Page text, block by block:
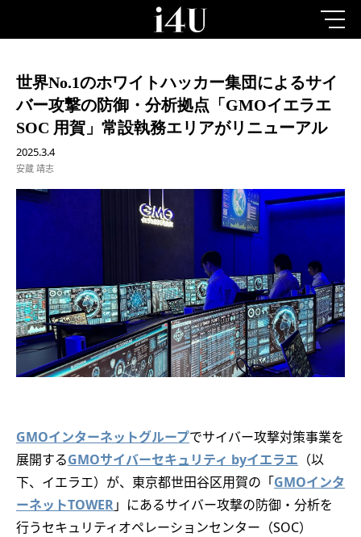
世界No.1のホワイトハッカー集団によるサイ
バー攻撃の防御・分析拠点「GMOイエラエ
SOC 用賀」常設執務エリアがリニューアル
2025.3.4
安蔵 靖志
GMOインターネットグループでサイバー攻撃対策事業を
展開するGMOサイバーセキュリティ byイエラエ （以
下、イエラエ）が、東京都世田谷区用賀の「GMOインタ
ーネットTOWER」にあるサイバー攻撃の防御・分析を
行うセキュリティオペレーションセンター（SOC）